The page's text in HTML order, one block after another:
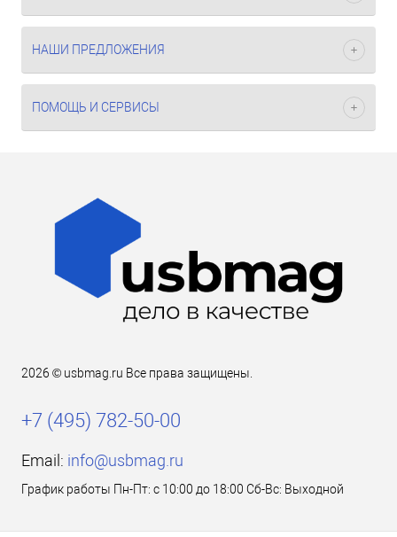
НАШИ ПРЕДЛОЖЕНИЯ
ПОМОЩЬ И СЕРВИСЫ
2026 © usbmag.ru Все права защищены.
+7 (495) 782-50-00
Email: info@usbmag.ru
График работы Пн-Пт: с 10:00 до 18:00 Сб-Вс: Выходной